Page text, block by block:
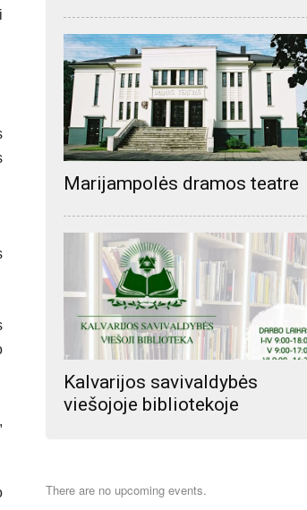
Marijampolės dramos teatre
Kalvarijos savivaldybės
viešojoje bibliotekoje
There are no upcoming events.